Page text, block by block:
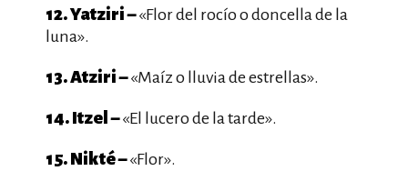
12. Yatziri –«Flor del rocío o doncella de la
luna».
13. Atziri –«Maíz o lluvia de estrellas».
14. Itzel –«El lucero de la tarde».
15. Nikté –«Flor».